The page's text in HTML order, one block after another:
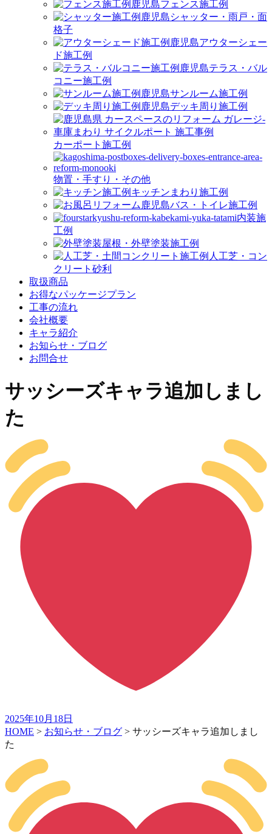
フェンス施工例
シャッター・雨戸・面
格子
アウターシェー
ド施工例
テラス・バル
コニー施工例
サンルーム施工例
デッキ周り施工例
カーポート施工例
物置・手すり・その他
キッチンまわり施工例
バス・トイレ施工例
内装施
工例
屋根・外壁塗装施工例
人工芝・コン
クリート砂利
取扱商品
お得なパッケージプラン
工事の流れ
会社概要
キャラ紹介
お知らせ・ブログ
お問合せ
サッシーズキャラ追加しまし
た
2025年10月18日
HOME > お知らせ・ブログ > サッシーズキャラ追加しまし
た